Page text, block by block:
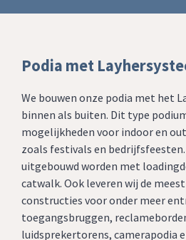
Podia met
We bouwen onze podia met het
binnen als buiten. Dit type
mogelijkheden voor indoor en
zoals festivals en
uitgebouwd worden met
catwalk. Ook leveren wij de
constructies voor onder meer
toegangsbruggen,
luidsprekertorens, camerapodia